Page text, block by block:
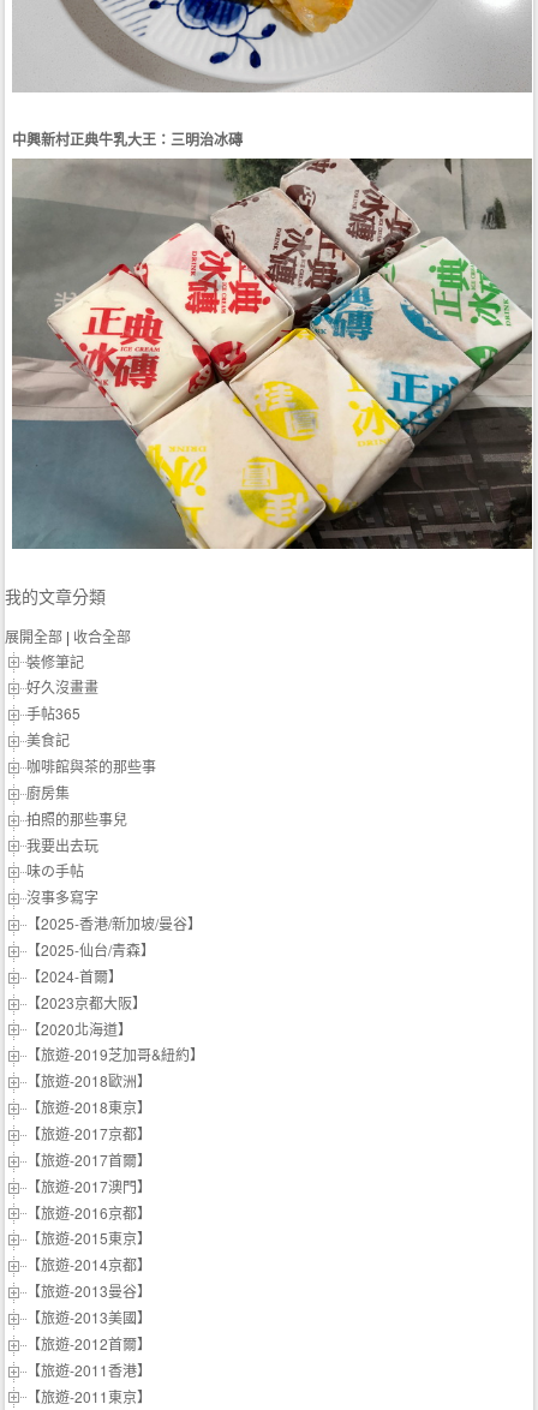
中興新村正典牛乳大王：三明治冰磚
我的文章分類
展開全部 | 收合全部
裝修筆記
好久沒畫畫
手帖365
美食記
咖啡館與茶的那些事
廚房集
拍照的那些事兒
我要出去玩
味の手帖‬
沒事多寫字
【2025-香港/新加坡/曼谷】
【2025-仙台/青森】
【2024-首爾】
【2023京都大阪】
【2020北海道】
【旅遊-2019芝加哥&紐約】
【旅遊-2018歐洲】
【旅遊-2018東京】
【旅遊-2017京都】
【旅遊-2017首爾】
【旅遊-2017澳門】
【旅遊-2016京都】
【旅遊-2015東京】
【旅遊-2014京都】
【旅遊-2013曼谷】
【旅遊-2013美國】
【旅遊-2012首爾】
【旅遊-2011香港】
【旅遊-2011東京】